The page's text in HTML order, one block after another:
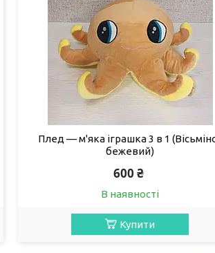
Плед — м'яка іграшка 3 в 1
бежевий)
600 ₴
В наявності
Купити